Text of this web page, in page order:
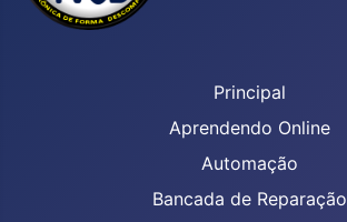
Principal
Aprendendo Online
Automação
Bancada de Reparação